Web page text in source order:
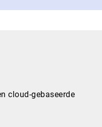
cloud-gebaseerde